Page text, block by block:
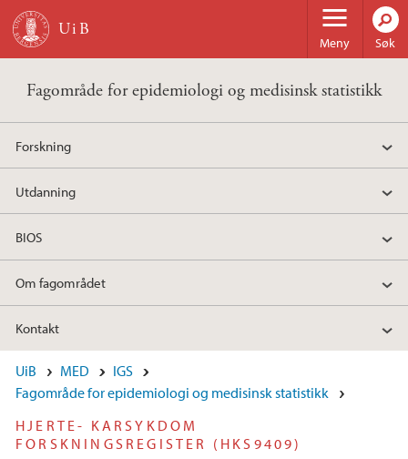
Hopp til hovedinnhold
Meny Søk
Fagområde for epidemiologi og medisinsk statistikk
Forskning
Utdanning
BIOS
Om fagområdet
Kontakt
UiB MED
IGS
Fagområde for epidemiologi og medisinsk statistikk
HJERTE- KARSYKDOM
FORSKNINGSREGISTER (HKS9409)